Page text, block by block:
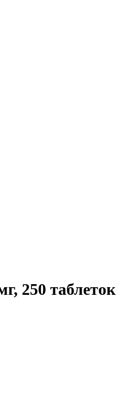
250 таблеток